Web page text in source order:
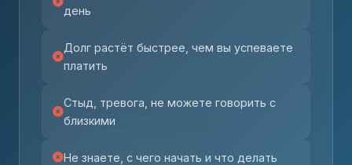
день
Долг растёт быстрее, чем вы успеваете
платить
Стыд, тревога, не можете говорить с
близкими
Не знаете, с чего начать и что делать